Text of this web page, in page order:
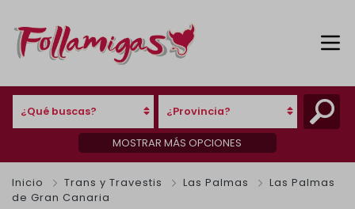
¿Qué buscas? ¿Provincia?
MOSTRAR MÁS OPCIONES
Inicio Trans y Travestis Las Palmas
Las Palmas
de Gran Canaria